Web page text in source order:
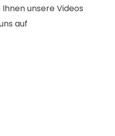
unsere Videos
auf